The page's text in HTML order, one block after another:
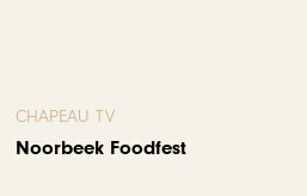
CHAPEAU TV
Noorbeek Foodfest